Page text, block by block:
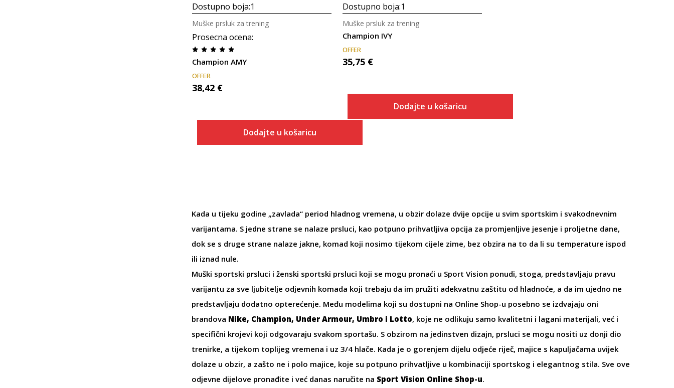
Dostupno boja:1
Prosecna ocena:
Champion AMY
Muške prsluk za trening
OFFER
38,42 €
Dodajte u košaricu
Dostupno boja:1
Champion IVY
Muške prsluk za trening
OFFER
35,75 €
Dodajte u košaricu
Kada u tijeku godine „zavlada“ period hladnog vremena, u obzir dolaze dvije opcije u svim sportskim i svakodnevnim
varijantama. S jedne strane se nalaze prsluci, kao potpuno prihvatljiva opcija za promjenljive jesenje i proljetne dane,
dok se s druge strane nalaze jakne, komad koji nosimo tijekom cijele zime, bez obzira na to da li su temperature ispod
ili iznad nule.
Muški sportski prsluci i ženski sportski prsluci koji se mogu pronaći u Sport Vision ponudi, stoga, predstavljaju pravu
varijantu za sve ljubitelje odjevnih komada koji trebaju da im pružiti adekvatnu zaštitu od hladnoće, a da im ujedno ne
predstavljaju dodatno opterećenje. Među modelima koji su dostupni na Online Shop-u posebno se izdvajaju oni
brandova Nike, Champion, Under Armour, Umbro i Lotto, koje ne odlikuju samo kvalitetni i lagani materijali, već i
specifični krojevi koji odgovaraju svakom sportašu. S obzirom na jedinstven dizajn, prsluci se mogu nositi uz donji dio
trenirke, a tijekom toplijeg vremena i uz 3/4 hlače. Kada je o gorenjem dijelu odjeće riječ, majice s kapuljačama uvijek
dolaze u obzir, a zašto ne i polo majice, koje su potpuno prihvatljive u kombinaciji sportskog i elegantnog stila. Sve ove
odjevne dijelove pronađite i već danas naručite na Sport Vision Online Shop-u.